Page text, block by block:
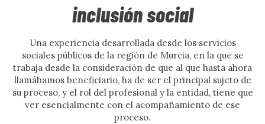
inclusión social
Una experiencia desarrollada desde los servicios
sociales públicos de la región de Murcia, en la que se
trabaja desde la consideración de que al que hasta ahora
llamábamos beneficiario, ha de ser el principal sujeto de
su proceso, y el rol del profesional y la entidad, tiene que
ver esencialmente con el acompañamiento de ese
proceso.